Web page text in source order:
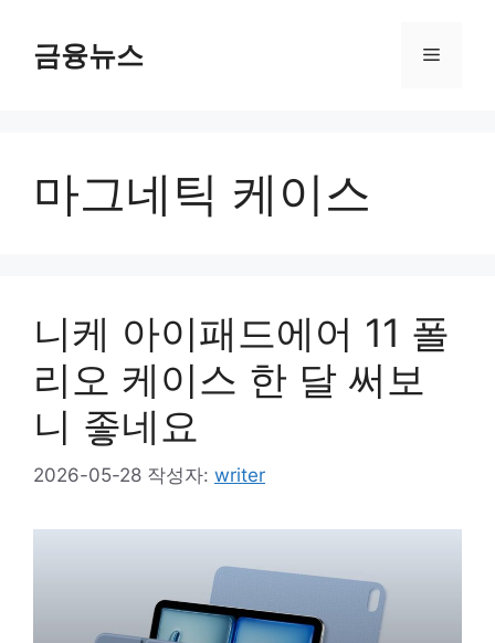
금융뉴스 메
마그네틱 케이스
니케 아이패드에어 11 폴
리오 케이스 한 달 써보
니 좋네요
2026-05-28 작성자: writer